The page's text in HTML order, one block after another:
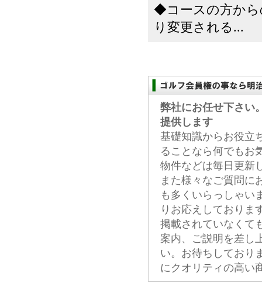
◆コースの方から
り変更される...
弊社にお任せ下さい
提供します
基礎知識からお役立
ることなら何でもお
物件などは毎日更新
また様々なご質問に
も多くいらっしゃい
りお応えしておりま
掲載されていなくて
案内、ご説明を差し
い。お待ちしており
にクオリティの高い